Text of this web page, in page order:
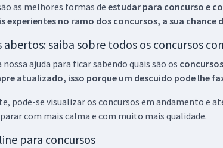
as melhores formas de estudar para concurso e
experientes no ramo dos concursos, a sua chance
abertos: saiba sobre todos os concursos
ajuda para ficar sabendo quais são os
atualizado, isso porque um descuido pode lhe
pode-se visualizar os concursos em andamento e
com mais calma e com muito mais qualidade.
para concursos